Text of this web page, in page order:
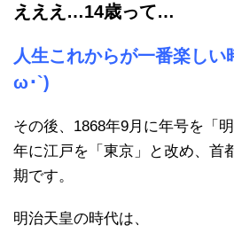
えええ…14歳って…
人生これからが一番楽し
ω･`)
その後、1868年9月に年号を「
年に江戸を「東京」と改め、首
期です。
明治天皇の時代は、